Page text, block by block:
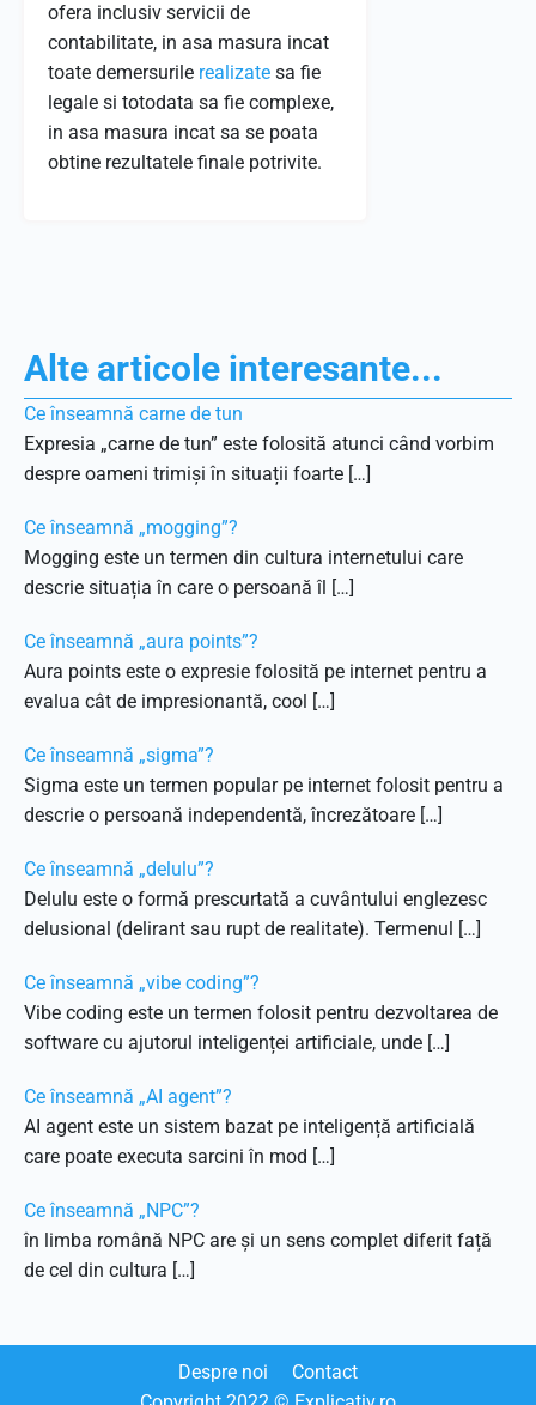
ofera inclusiv servicii de
contabilitate, in asa masura incat
toate demersurile realizate sa fie
legale si totodata sa fie complexe,
in asa masura incat sa se poata
obtine rezultatele finale potrivite.
Alte articole interesante...
Ce înseamnă carne de tun
Expresia „carne de tun” este folosită atunci când vorbim
despre oameni trimiși în situații foarte […]
Ce înseamnă „mogging”?
Mogging este un termen din cultura internetului care
descrie situația în care o persoană îl […]
Ce înseamnă „aura points”?
Aura points este o expresie folosită pe internet pentru a
evalua cât de impresionantă, cool […]
Ce înseamnă „sigma”?
Sigma este un termen popular pe internet folosit pentru a
descrie o persoană independentă, încrezătoare […]
Ce înseamnă „delulu”?
Delulu este o formă prescurtată a cuvântului englezesc
delusional (delirant sau rupt de realitate). Termenul […]
Ce înseamnă „vibe coding”?
Vibe coding este un termen folosit pentru dezvoltarea de
software cu ajutorul inteligenței artificiale, unde […]
Ce înseamnă „AI agent”?
AI agent este un sistem bazat pe inteligență artificială
care poate executa sarcini în mod […]
Ce înseamnă „NPC”?
în limba română NPC are și un sens complet diferit față
de cel din cultura […]
Despre noi
Contact